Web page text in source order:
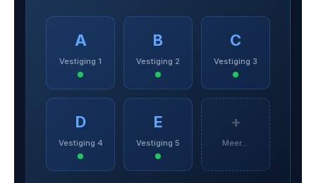
A
Vestiging 1
B
Vestiging 2
C
Vestiging 3
D
Vestiging 4
E
Vestiging 5
+
Meer…